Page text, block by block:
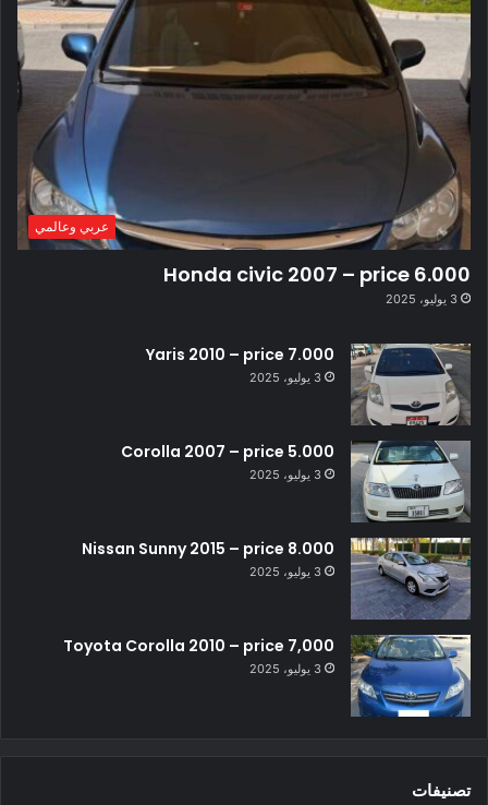
عربي وعالمي
Honda civic 2007 – price 6.000
3 يوليو، 2025
Yaris 2010 – price 7.000
3 يوليو، 2025
Corolla 2007 – price 5.000
3 يوليو، 2025
Nissan Sunny 2015 – price 8.000
3 يوليو، 2025
Toyota Corolla 2010 – price 7,000
3 يوليو، 2025
تصنيفات